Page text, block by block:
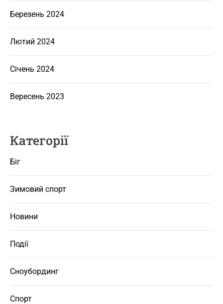
Березень 2024
Лютий 2024
Січень 2024
Вересень 2023
Категорії
Біг
Зимовий спорт
Новини
Події
Сноубординг
Спорт